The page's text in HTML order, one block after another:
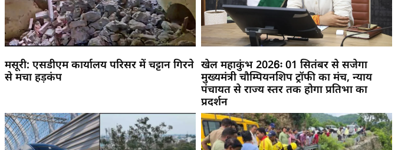
मसूरी: एसडीएम कार्यालय परिसर में चट्टान गिरने
से मचा हड़कंप
खेल महाकुंभ 2026ः 01 सितंबर से सजेगा
मुख्यमंत्री चौम्पियनशिप ट्रॉफी का मंच, न्याय
पंचायत से राज्य स्तर तक होगा प्रतिभा का
प्रदर्शन